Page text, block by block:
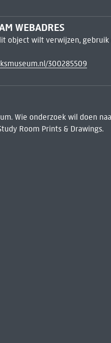
WEBADRES
object wilt verwijzen, gebruik
300285509
Wie onderzoek wil doen
Room Prints & Drawings.